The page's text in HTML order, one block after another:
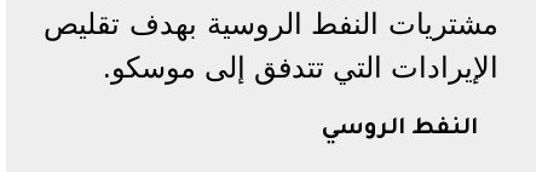
مشتريات النفط الروسية بهدف تقليص
الإيرادات التي تتدفق إلى موسكو.
النفط الروسي